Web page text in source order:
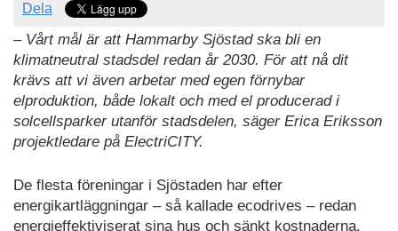
Dela
– Vårt mål är att Hammarby Sjöstad ska bli en
klimatneutral stadsdel redan år 2030. För att nå dit
krävs att vi även arbetar med egen förnybar
elproduktion, både lokalt och med el producerad i
solcellsparker utanför stadsdelen, säger Erica Eriksson
projektledare på ElectriCITY.
De flesta föreningar i Sjöstaden har efter
energikartläggningar – så kallade ecodrives – redan
energieffektiviserat sina hus och sänkt kostnaderna.